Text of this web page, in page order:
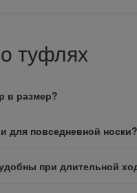
туфлях
в размер?
для повседневной носки?
при длительной